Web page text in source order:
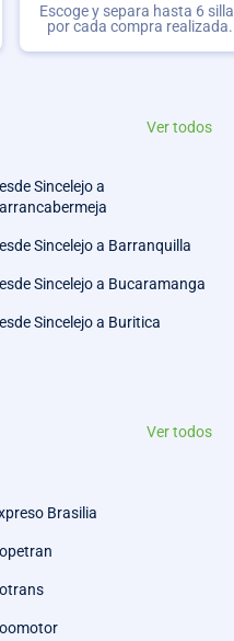
Escoge y separa hasta 6
por cada compra realizada.
Ver todos
Sincelejo a
Sincelejo a Barranquilla
Sincelejo a Bucaramanga
Sincelejo a Buritica
Ver todos
Brasilia